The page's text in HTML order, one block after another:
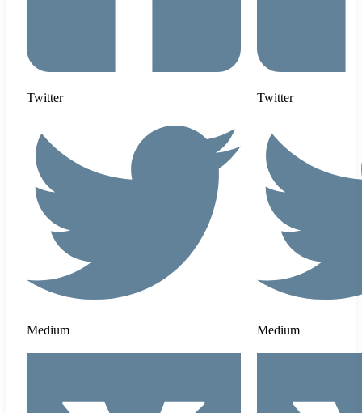
Twitter
Medium
Twitter
Medium